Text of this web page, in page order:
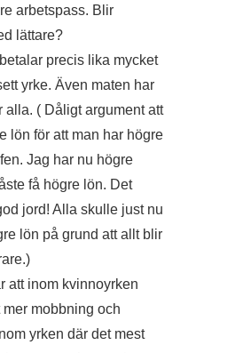
arbetspass. Blir
lättare?
precis lika mycket
yrke. Även maten har
alla. ( Dåligt argument att
lön för att man har högre
Jag har nu högre
få högre lön. Det
jord! Alla skulle just nu
lön på grund att allt blir
att inom kvinnoyrken
mobbning och
yrken där det mest